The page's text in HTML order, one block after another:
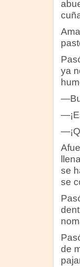
ya
se
se
de